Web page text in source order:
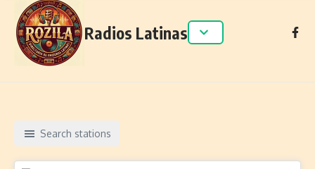
Radios Latinas
Search stations